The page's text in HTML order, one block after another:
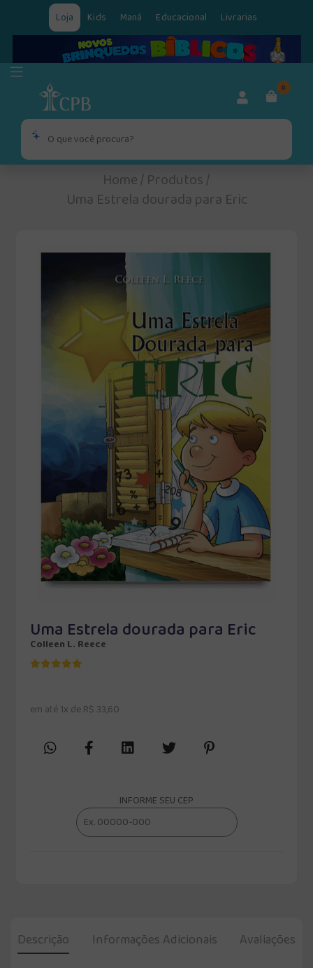
Loja Kids Maná Educacional Livrarias
0
Home/Produtos/
Uma Estrela dourada para Eric
Uma Estrela dourada para Eric
Colleen L. Reece
em até 1x de R$ 33,60
INFORME SEU CEP
Descrição Informações Adicionais Avaliações